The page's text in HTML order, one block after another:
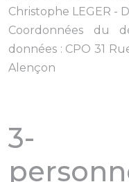
Christophe LEGER -
Coordonnées du
données : CPO 31
Alençon
3-